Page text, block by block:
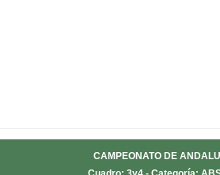
CAMPEONATO DE